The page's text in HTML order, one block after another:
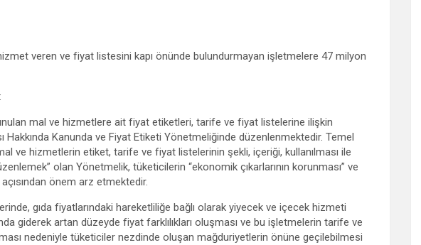
veren ve fiyat listesini kapı önünde bulundurmayan işletmelere 47 milyon
mal ve hizmetlere ait fiyat etiketleri, tarife ve fiyat listelerine ilişkin
Hakkında Kanunda ve Fiyat Etiketi Yönetmeliğinde düzenlenmektedir. Temel
ve hizmetlerin etiket, tarife ve fiyat listelerinin şekli, içeriği, kullanılması ile
olan Yönetmelik, tüketicilerin “ekonomik çıkarlarının korunması” ve
önem arz etmektedir.
gıda fiyatlarındaki hareketliliğe bağlı olarak yiyecek ve içecek hizmeti
giderek artan düzeyde fiyat farklılıkları oluşması ve bu işletmelerin tarife ve
nedeniyle tüketiciler nezdinde oluşan mağduriyetlerin önüne geçilebilmesi